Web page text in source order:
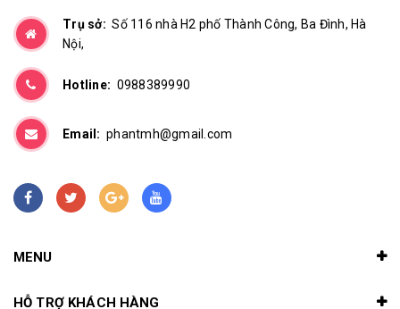
Trụ sở:Số 116 nhà H2 phố Thành Công, Ba Đình, Hà
Nội,
Hotline: 0988389990
Email: phantmh@gmail.com
MENU
HỖ TRỢ KHÁCH HÀNG